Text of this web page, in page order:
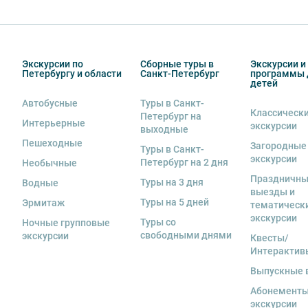
Экскурсии по
Петербургу и области
Автобусные
Интерьерные
Пешеходные
Необычные
Водные
Эрмитаж
Ночные групповые
экскурсии
Сборные туры в
Санкт-Петербург
Туры в Санкт-
Петербург на
выходные
Туры в Санкт-
Петербург на 2 дня
Туры на 3 дня
Туры на 5 дней
Туры со
свободными днями
Экскурсии и
программы
детей
экскурсии
Загородные
экскурсии
выезды и
экскурсии
Квесты/
Выпускные
экскурсии